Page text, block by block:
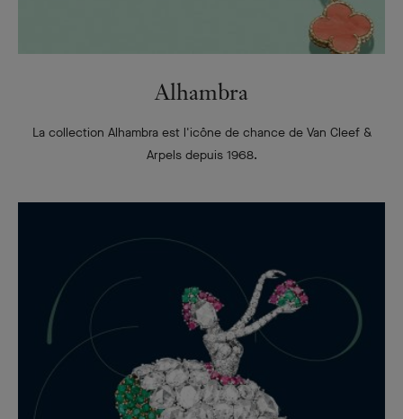
Alhambra
La collection Alhambra est l'icône de chance de Van Cleef &
Arpels depuis 1968.